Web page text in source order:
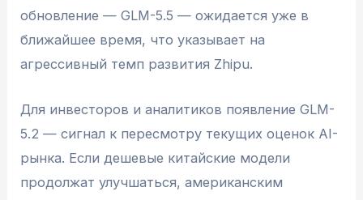
обновление — GLM-5.5 — ожидается уже в
ближайшее время, что указывает на
агрессивный темп развития Zhipu.
Для инвесторов и аналитиков появление GLM-
5.2 — сигнал к пересмотру текущих оценок AI-
рынка. Если дешевые китайские модели
продолжат улучшаться, американским